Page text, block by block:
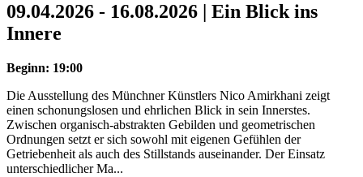
09.04.2026 - 16.08.2026 | Ein Blick ins
Innere
Beginn: 19:00
Die Ausstellung des Münchner Künstlers Nico Amirkhani zeigt
einen schonungslosen und ehrlichen Blick in sein Innerstes.
Zwischen organisch-abstrakten Gebilden und geometrischen
Ordnungen setzt er sich sowohl mit eigenen Gefühlen der
Getriebenheit als auch des Stillstands auseinander. Der Einsatz
unterschiedlicher Ma...